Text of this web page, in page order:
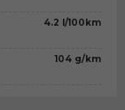
4.2 l/100km
104 g/km